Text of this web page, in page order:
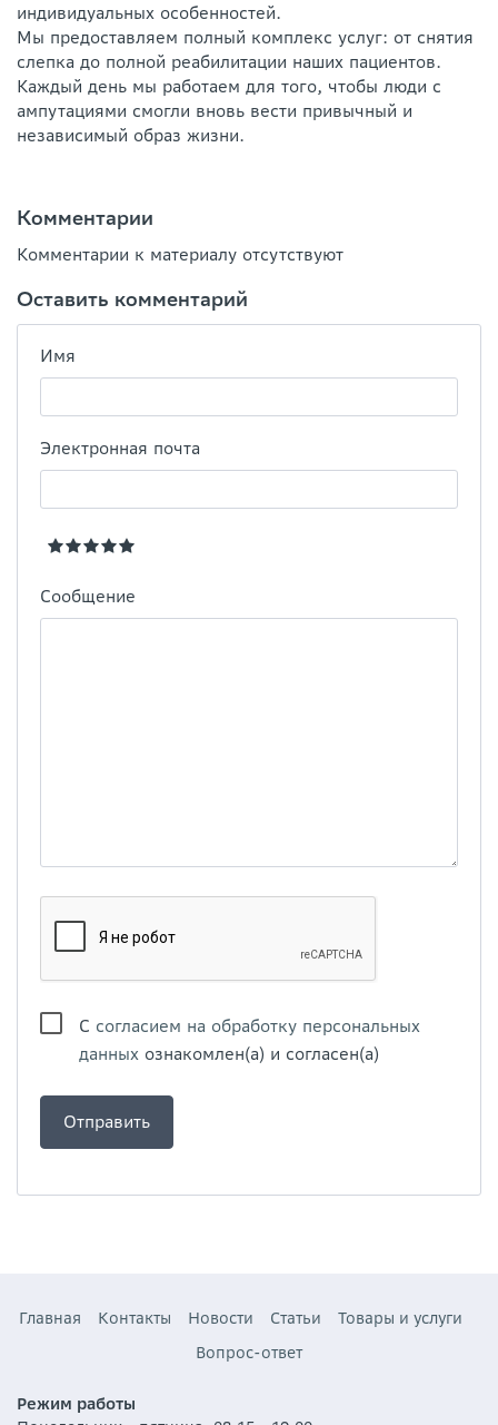
индивидуальных особенностей.
Мы предоставляем полный комплекс услуг: от снятия
слепка до полной реабилитации наших пациентов.
Каждый день мы работаем для того, чтобы люди с
ампутациями смогли вновь вести привычный и
независимый образ жизни.
Комментарии
Комментарии к материалу отсутствуют
Оставить комментарий
Имя
Электронная почта
Сообщение
С согласием на обработку персональных
данных ознакомлен(а) и согласен(а)
Главная Контакты Новости Статьи
Товары и услуги
Вопрос-ответ
Режим работы